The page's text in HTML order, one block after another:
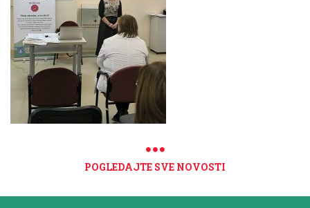
POGLEDAJTE SVE NOVOSTI